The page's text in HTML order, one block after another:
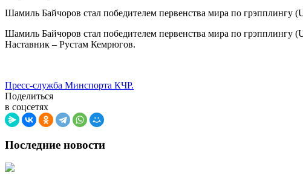
Шамиль Байчоров стал победителем первенства мира по грэпплингу
Шамиль Байчоров стал победителем первенства мира по грэпплингу
Наставник – Рустам Кемрюгов.
Пресс-служба Минспорта КЧР.
Поделиться
в соцсетях
Последние новости